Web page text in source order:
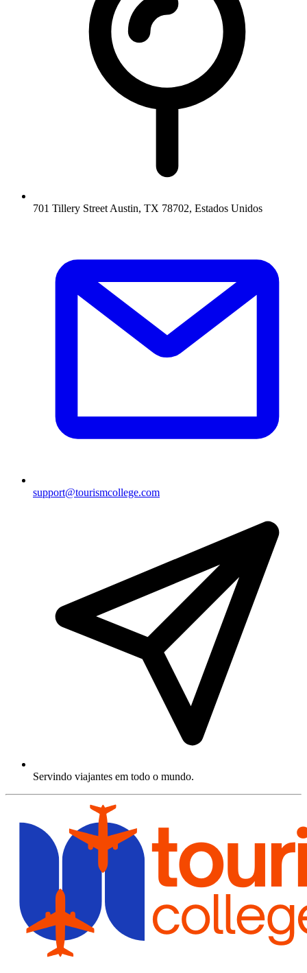
701 Tillery Street Austin, TX 78702, Estados Unidos
support@tourismcollege.com
Servindo viajantes em todo o mundo.